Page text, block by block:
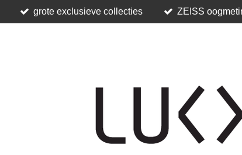
grote exclusieve collecties ZEISS